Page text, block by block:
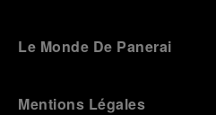
Le Monde De Panerai
Mentions Légales